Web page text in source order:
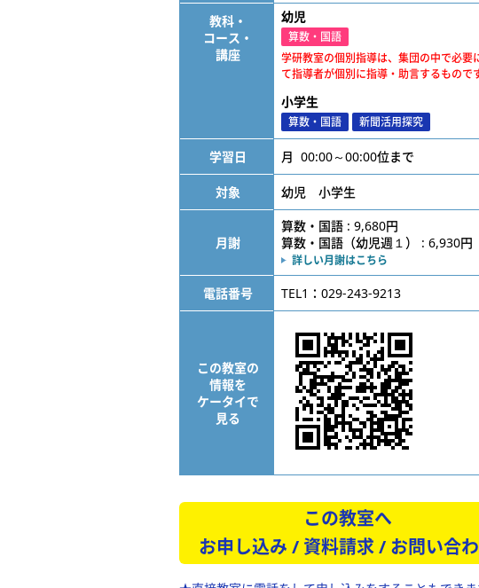
教科・
コース・
講座
幼児
算数・国語
学研教室の個別指導は、集団の中で必要
て指導者が個別に指導・助言するもので
小学生
算数・国語 新聞活用探究
学習日 月 00:00～00:00位まで
対象 幼児 小学生
月謝
算数・国語 : 9,680円
算数・国語（幼児週１） : 6,930円
詳しい月謝はこちら
電話番号 TEL1：029-243-9213
この教室の
情報を
ケータイで
見る
この教室へ
お申し込み / 資料請求 / お問い合